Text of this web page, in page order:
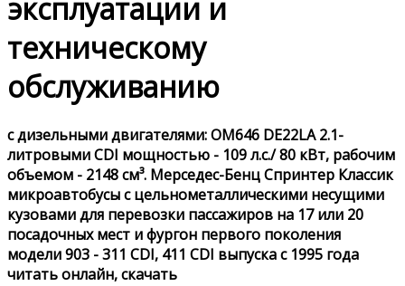
эксплуатации и
техническому
обслуживанию
с дизельными двигателями: OM646 DE22LA 2.1-
литровыми CDI мощностью - 109 л.с./ 80 кВт, рабочим
объемом - 2148 см³. Мерседес-Бенц Спринтер Классик
микроавтобусы с цельнометаллическими несущими
кузовами для перевозки пассажиров на 17 или 20
посадочных мест и фургон первого поколения
модели 903 - 311 CDI, 411 CDI выпуска с 1995 года
читать онлайн, скачать